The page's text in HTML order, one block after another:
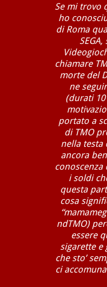
Se mi trovo
ho
di Roma
chiamare
morte del
ne
(durati 10
portato a
di TMO
nella testa
ancora
conoscenza
i soldi
questa
cosa
ndTMO)
essere
sigarette e
che sto’
ci